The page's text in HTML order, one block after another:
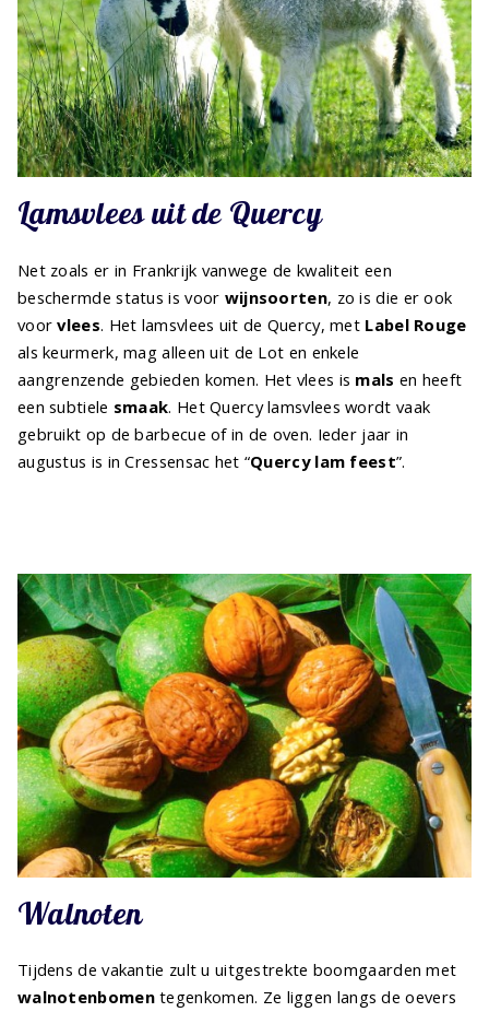
Lamsvlees uit de Quercy
Net zoals er in Frankrijk vanwege de kwaliteit een
beschermde status is voor wijnsoorten, zo is die er ook
voorvlees. Het lamsvlees uit de Quercy, met Label Rouge
als keurmerk, mag alleen uit de Lot en enkele
aangrenzende gebieden komen. Het vlees is mals en heeft
een subtiele smaak. Het Quercy lamsvlees wordt vaak
gebruikt op de barbecue of in de oven. Ieder jaar in
augustus is in Cressensac het “Quercy lam feest”.
Walnoten
Tijdens de vakantie zult u uitgestrekte boomgaarden met
walnotenbomentegenkomen. Ze liggen langs de oevers